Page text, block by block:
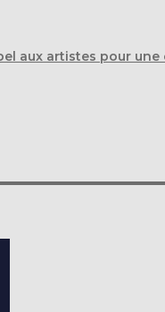
aux artistes pour